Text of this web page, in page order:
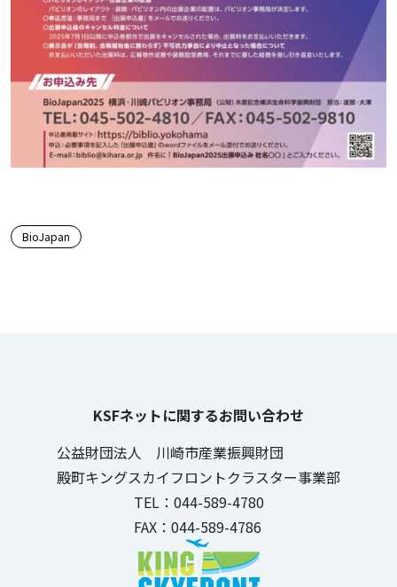
この記事のタグ
BioJapan
KSFネットに関するお問い合わせ
公益財団法人 川崎市産業振興財団
殿町キングスカイフロントクラスター事業部
TEL：044-589-4780
FAX：044-589-4786